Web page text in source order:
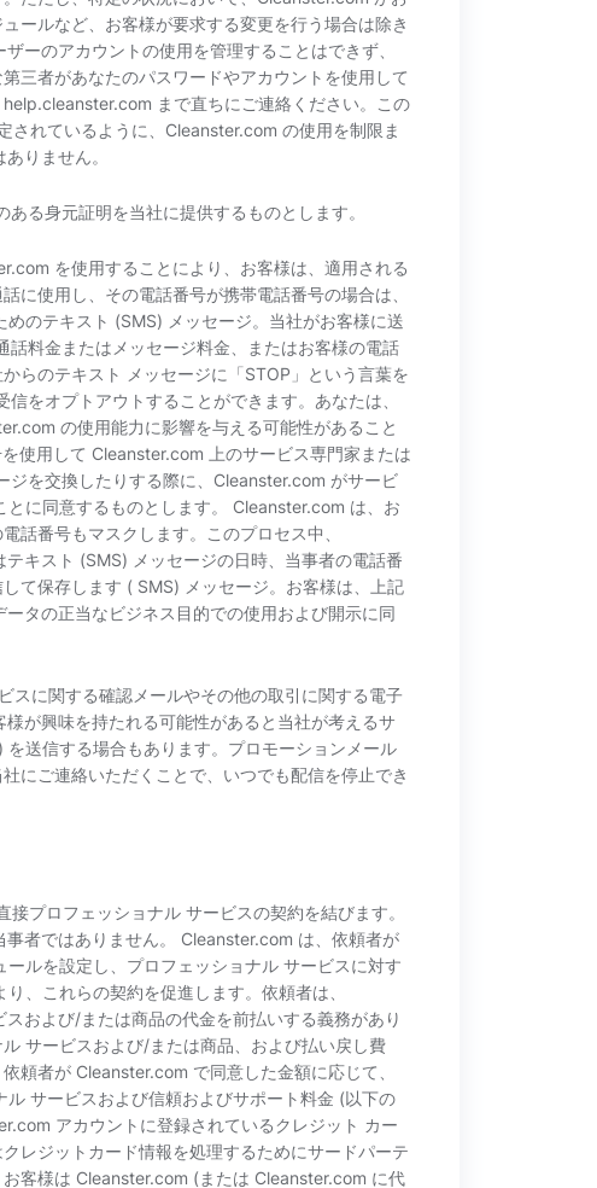
ールなど、お客様が要求する変更を行う場合は除き
ーのアカウントの使用を管理することはできず、
三者があなたのパスワードやアカウントを使用して
まで直ちにご連絡ください。この
れているように、Cleanster.com の使用を制限ま
りません。
る身元証明を当社に提供するものとします。
を使用することにより、お客様は、適用される
に使用し、その電話番号が携帯電話番号の場合は、
のテキスト (SMS) メッセージ。当社がお客様に送
料金またはメッセージ料金、またはお客様の電話
らのテキスト メッセージに「STOP」という言葉を
をオプトアウトすることができます。あなたは、
の使用能力に影響を与える可能性があること
使用して Cleanster.com 上のサービス専門家または
を交換したりする際に、Cleanster.com がサービ
に同意するものとします。 Cleanster.com は、お
話番号もマスクします。このプロセス中、
キスト (SMS) メッセージの日時、当事者の電話番
て保存します ( SMS) メッセージ。お客様は、上記
タの正当なビジネス目的での使用および開示に同
に関する確認メールやその他の取引に関する電子
が興味を持たれる可能性があると当社が考えるサ
送信する場合もあります。プロモーションメール
にご連絡いただくことで、いつでも配信を停止でき
プロフェッショナル サービスの契約を結びます。
者ではありません。 Cleanster.com は、依頼者が
ルを設定し、プロフェッショナル サービスに対す
、これらの契約を促進します。依頼者は、
および/または商品の代金を前払いする義務があり
サービスおよび/または商品、および払い戻し費
頼者が Cleanster.com で同意した金額に応じて、
サービスおよび信頼およびサポート料金 (以下の
アカウントに登録されているクレジット カー
レジットカード情報を処理するためにサードパーテ
客様は Cleanster.com (または Cleanster.com に代